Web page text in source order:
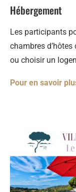
Hébergement
Les participants
chambres d’hôtes
ou choisir un
Pour en savoir